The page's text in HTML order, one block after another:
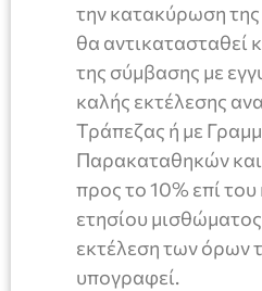
την κατακύρωση
θα αντικατασταθεί
της σύμβασης με
καλής εκτέλεσης
Τράπεζας ή με
Παρακαταθηκών και
προς το 10% επί
ετησίου
εκτέλεση των όρων
υπογραφεί.